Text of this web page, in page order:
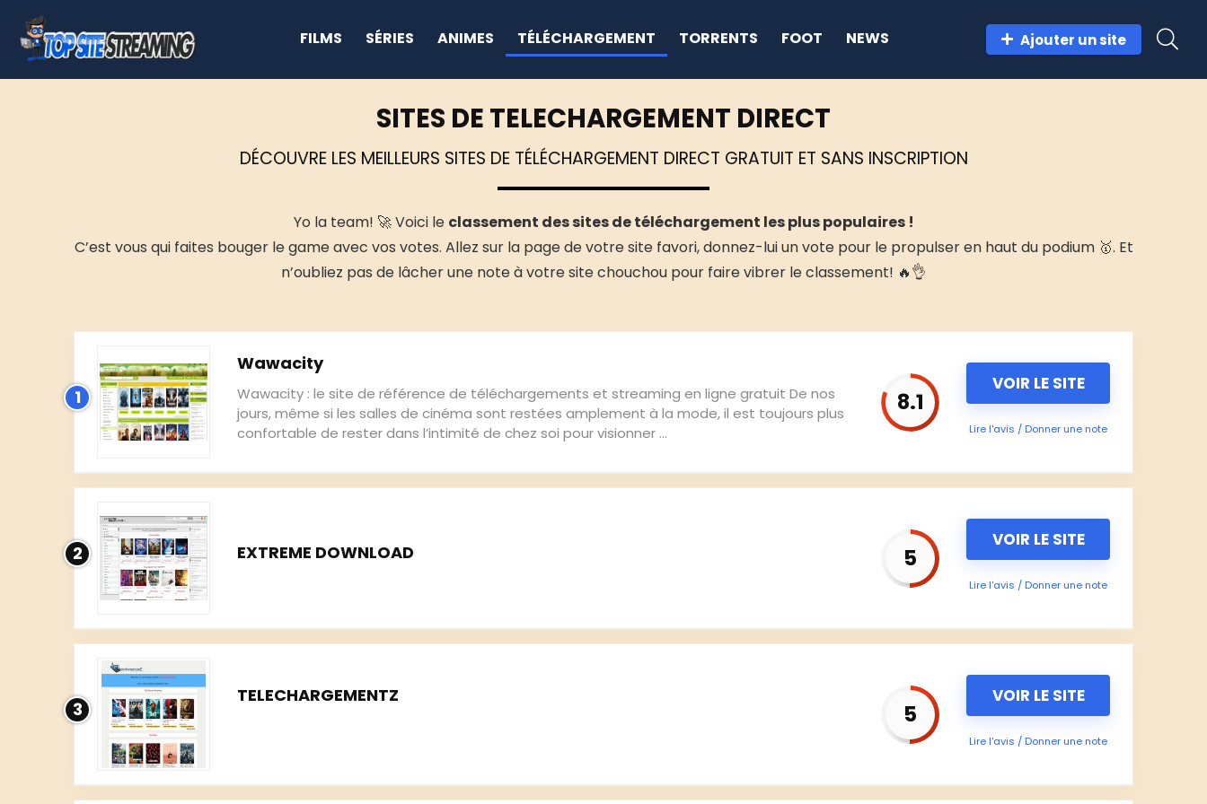
FILMS SÉRIES ANIMES TÉLÉCHARGEMENT TORRENTS FOOT NEWS Ajouter un site
SITES DE TELECHARGEMENT DIRECT
DÉCOUVRE LES MEILLEURS SITES DE TÉLÉCHARGEMENT DIRECT GRATUIT ET SANS INSCRIPTION
Yo la team! 🚀 Voici le classement des sites de téléchargement les plus populaires !
C’est vous qui faites bouger le game avec vos votes. Allez sur la page de votre site favori, donnez-lui un vote pour le propulser en haut du podium 🥇. Et
n’oubliez pas de lâcher une note à votre site chouchou pour faire vibrer le classement! 🔥👌
1
Wawacity
Wawacity : le site de référence de téléchargements et streaming en ligne gratuit De nos
jours, même si les salles de cinéma sont restées amplement à la mode, il est toujours plus
confortable de rester dans l’intimité de chez soi pour visionner ...
8.1
VOIR LE SITE
Lire l'avis / Donner une note
2 EXTREME DOWNLOAD 5
VOIR LE SITE
Lire l'avis / Donner une note
3
TELECHARGEMENTZ
5
VOIR LE SITE
Lire l'avis / Donner une note